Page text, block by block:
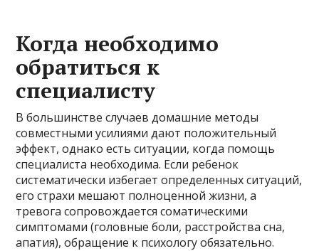
Когда необходимо
обратиться к
специалисту
В большинстве случаев домашние методы
совместными усилиями дают положительный
эффект, однако есть ситуации, когда помощь
специалиста необходима. Если ребенок
систематически избегает определенных ситуаций,
его страхи мешают полноценной жизни, а
тревога сопровождается соматическими
симптомами (головные боли, расстройства сна,
апатия), обращение к психологу обязательно.